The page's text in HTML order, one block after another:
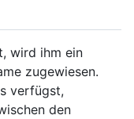
wird ihm ein
zugewiesen.
verfügst,
den